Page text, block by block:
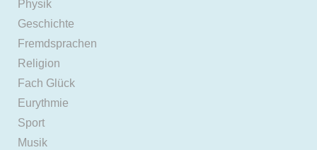
Physik
Geschichte
Fremdsprachen
Religion
Fach Glück
Eurythmie
Sport
Musik